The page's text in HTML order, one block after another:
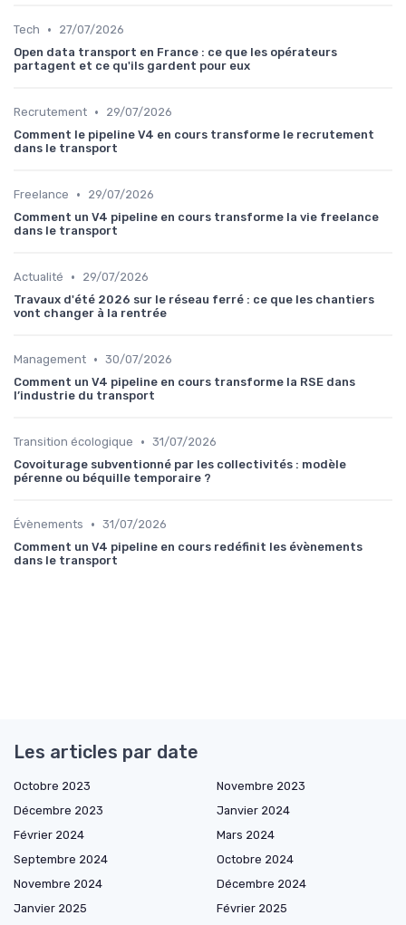
Tech •
27/07/2026
Open data transport en France : ce que les opérateurs
partagent et ce qu'ils gardent pour eux
Recrutement •
29/07/2026
Comment le pipeline V4 en cours transforme le recrutement
dans le transport
Freelance •
29/07/2026
Comment un V4 pipeline en cours transforme la vie freelance
dans le transport
Actualité •
29/07/2026
Travaux d'été 2026 sur le réseau ferré : ce que les chantiers
vont changer à la rentrée
Management • 30/07/2026
Comment un V4 pipeline en cours transforme la RSE dans
l’industrie du transport
Transition écologique • 31/07/2026
Covoiturage subventionné par les collectivités : modèle
pérenne ou béquille temporaire ?
Évènements • 31/07/2026
Comment un V4 pipeline en cours redéfinit les évènements
dans le transport
Les articles par date
Octobre 2023
Novembre 2023
Décembre 2023
Janvier 2024
Février 2024
Mars 2024
Septembre 2024
Octobre 2024
Novembre 2024
Décembre 2024
Janvier 2025
Février 2025